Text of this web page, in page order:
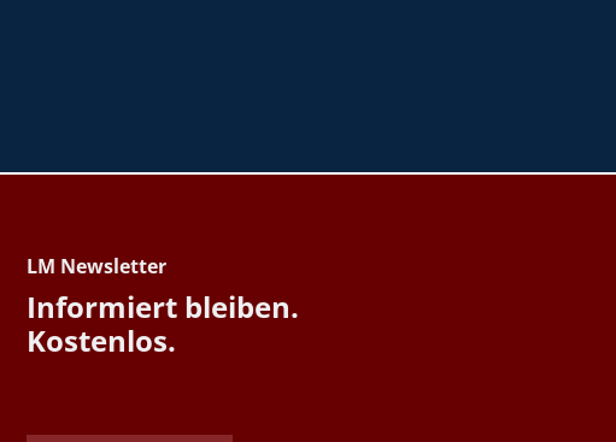
LM Newsletter
Informiert bleiben.
Kostenlos.